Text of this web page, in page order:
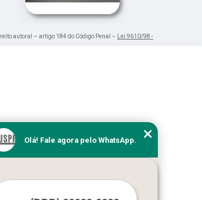
autoral – artigo 184 do Código Penal – Lei 9610/98 -
Olá! Fale agora pelo WhatsApp.